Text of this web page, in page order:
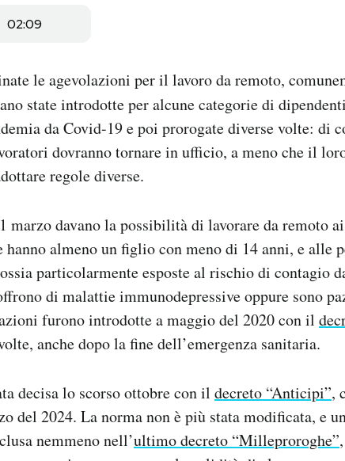
02:09
le agevolazioni per il lavoro da remoto,
state introdotte per alcune categorie di
da Covid-19 e poi prorogate diverse volte: di
dovranno tornare in ufficio, a meno che il
regole diverse.
marzo davano la possibilità di lavorare da remoto
almeno un figlio con meno di 14 anni, e alle
particolarmente esposte al rischio di contagio
di malattie immunodepressive oppure sono
furono introdotte a maggio del 2020 con il
anche dopo la fine dell’emergenza sanitaria.
decisa lo scorso ottobre con il decreto “Anticipi”,
del 2024. La norma non è più stata modificata, e
nemmeno nell’ultimo decreto “Milleproroghe”